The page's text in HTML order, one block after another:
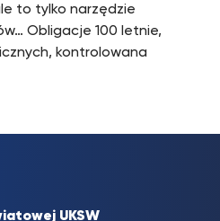
to tylko narzędzie
Obligacje 100 letnie,
kontrolowana
UKSW